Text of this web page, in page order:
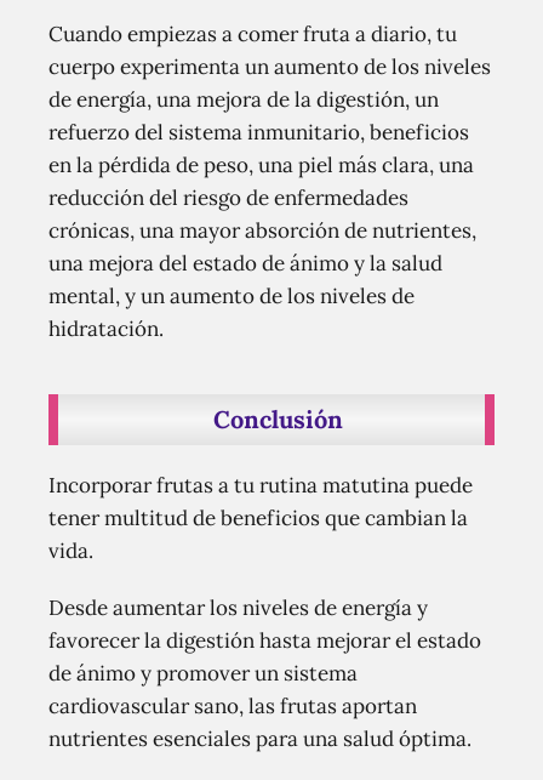
Cuando empiezas a comer fruta a diario, tu
cuerpo experimenta un aumento de los niveles
de energía, una mejora de la digestión, un
refuerzo del sistema inmunitario, beneficios
en la pérdida de peso, una piel más clara, una
reducción del riesgo de enfermedades
crónicas, una mayor absorción de nutrientes,
una mejora del estado de ánimo y la salud
mental, y un aumento de los niveles de
hidratación.
Conclusión
Incorporar frutas a tu rutina matutina puede
tener multitud de beneficios que cambian la
vida.
Desde aumentar los niveles de energía y
favorecer la digestión hasta mejorar el estado
de ánimo y promover un sistema
cardiovascular sano, las frutas aportan
nutrientes esenciales para una salud óptima.